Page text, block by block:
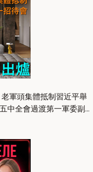
軍頭集體抵制習近平舉
中全會過渡第一軍委副…